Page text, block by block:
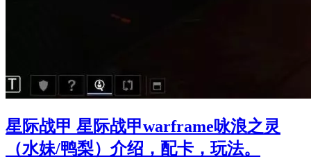
星际战甲 星际战甲warframe咏浪之灵
（水妹/鸭梨）介绍，配卡，玩法。